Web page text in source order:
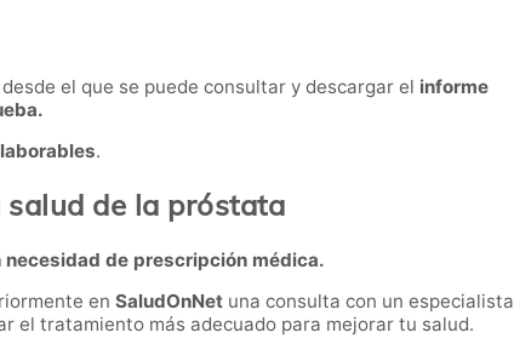
el que se puede consultar y descargar el informe
.
de la próstata
necesidad de prescripción médica.
en SaludOnNet una consulta con un especialista
el tratamiento más adecuado para mejorar tu salud.